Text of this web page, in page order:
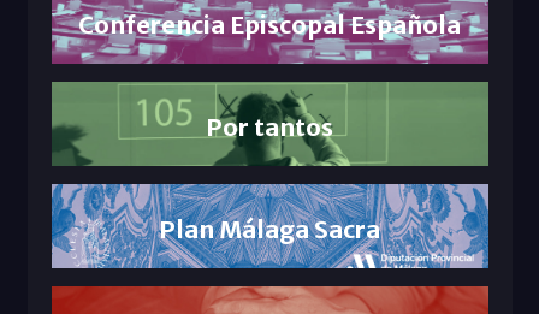
Conferencia Episcopal Española
Por tantos
Plan Málaga Sacra